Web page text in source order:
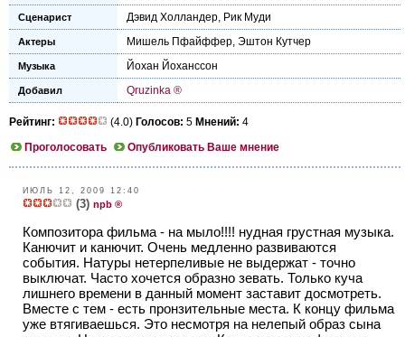
Сценарист Дэвид Холландер, Рик Муди
Актеры Мишель Пфайффер, Эштон Кутчер
Музыка Йохан Йоханссон
Добавил Qruzinka ®
Рейтинг: (4.0) Голосов: 5 Мнений: 4
Проголосовать
Опубликовать Ваше мнение
ИЮЛЬ 12, 2009 12:40
(3) npb ®
Композитора фильма - на мыло!!!! нудная грустная музыка.
Канючит и канючит. Очень медленно развиваются
события. Натуры нетерпеливые не выдержат - точно
выключат. Часто хочется образно зевать. Только куча
лишнего времени в данный момент заставит досмотреть.
Вместе с тем - есть пронзительные места. К концу фильма
уже втягиваешься. Это несмотря на нелепый образ сына